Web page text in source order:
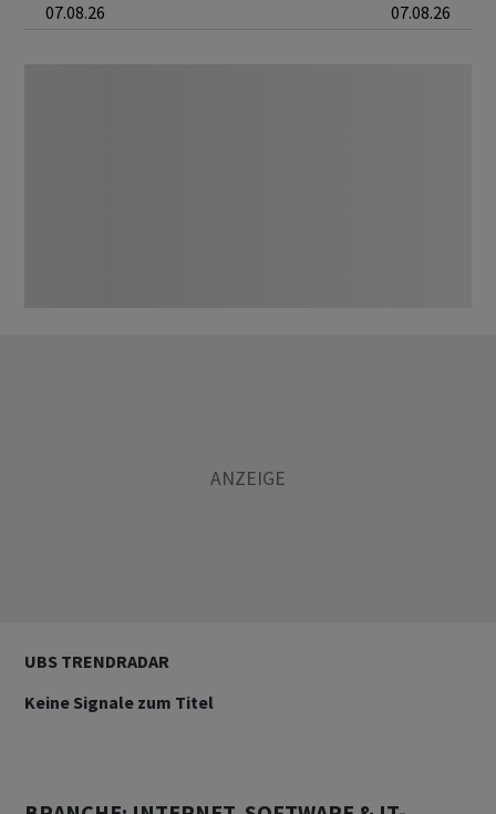
07.08.26
07.08.26
UBS TRENDRADAR
Keine Signale zum Titel